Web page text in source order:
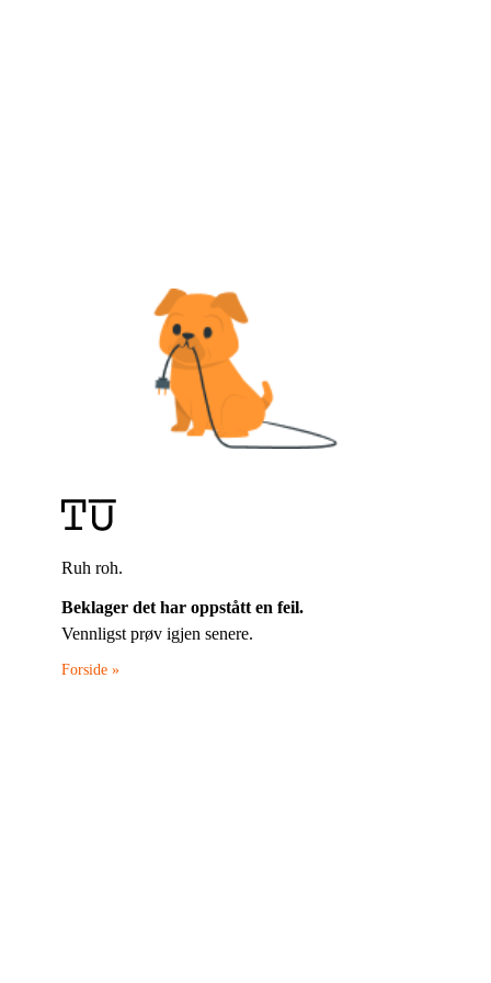
Ruh roh.
Beklager det har oppstått en feil.
Vennligst prøv igjen senere.
Forside »